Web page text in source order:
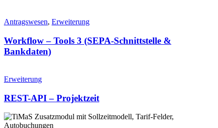
Antragswesen, Erweiterung
Workflow – Tools 3 (SEPA-Schnittstelle &
Bankdaten)
Erweiterung
REST-API – Projektzeit​